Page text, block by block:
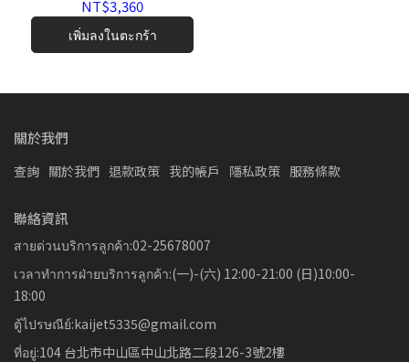
證 公司正貨 PICKLEBALL
NT$3,360
เพิ่มลงในตะกร้า
關於我們
查詢 關於我們 退款政策 我的帳戶 隱私政策 服務條款
聯絡資訊
สายด่วนบริการลูกค้า:02-25678007
เวลาทำการฝ่ายบริการลูกค้า:(一)-(六) 12:00-21:00 (日)10:00-
18:00
ตู้ไปรษณีย์:kaijet5335@gmail.com
ที่อยู่:104 台北市中山區中山北路二段126-3號2樓